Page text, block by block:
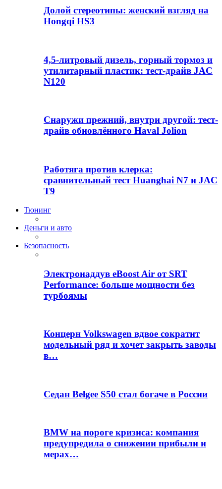
Долой стереотипы: женский взгляд на
Hongqi HS3
4,5-литровый дизель, горный тормоз и
утилитарный пластик: тест-драйв JAC
N120
Снаружи прежний, внутри другой: тест-
драйв обновлённого Haval Jolion
Работяга против клерка:
сравнительный тест Huanghai N7 и JAC
T9
Тюнинг
Деньги и авто
Безопасность
Электронаддув eBoost Air от SRT
Performance: больше мощности без
турбоямы
Концерн Volkswagen вдвое сократит
модельный ряд и хочет закрыть заводы
в…
Седан Belgee S50 стал богаче в России
BMW на пороге кризиса: компания
предупредила о снижении прибыли и
мерах…